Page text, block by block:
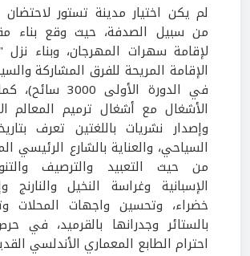
لم يكن اختيار مدينة تستور
من سبيل الصدفة، حيث وقع بناء
لإقامة سهرات المهرجان، وبناء نزل
الإقامة المريحة للفرق المشاركة
في الدورة الأولى 3000سائح)،
الأشغال مع أشغال ترميم المعالم
وإصدار نشريات باللغتين تعرف
السياحي، والعناية بالشارع الرئيسي
من حيث التعبيد والترصيف
الإسبانية وغراسة النخيل
خضراء، وتحسين واجهات المحلات
بالستائر وجدرانها بالقرميد،
احترام الطابع المعماري الأندلسي